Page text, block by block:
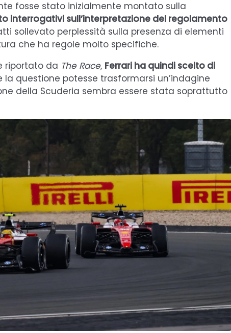
fosse stato inizialmente montato sulla
interrogativi sull’interpretazione del regolamento
sollevato perplessità sulla presenza di elementi
che ha regole molto specifiche.
riportato da The Race, Ferrari ha quindi scelto di
la questione potesse trasformarsi un’indagine
della Scuderia sembra essere stata soprattutto